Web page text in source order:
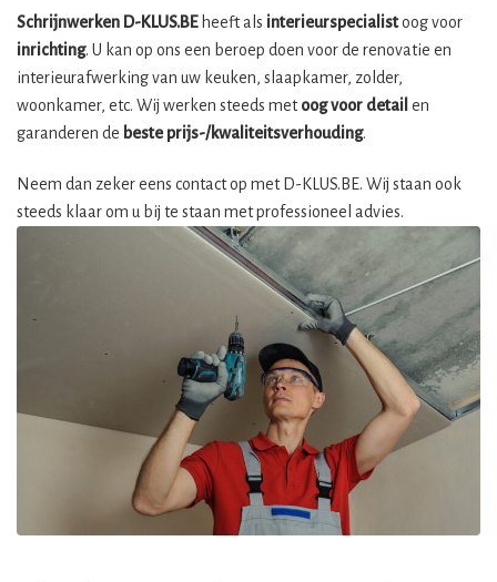
Schrijnwerken D-KLUS.BEheeft als interieurspecialistoog voor
inrichting. U kan op ons een beroep doen voor de renovatie en
interieurafwerking van uw keuken, slaapkamer, zolder,
woonkamer, etc. Wij werken steeds metoog voor detail en
garanderen de beste prijs-/kwaliteitsverhouding.
Neem dan zeker eens contact op met D-KLUS.BE. Wij staan ook
steeds klaar om u bij te staan met professioneel advies.